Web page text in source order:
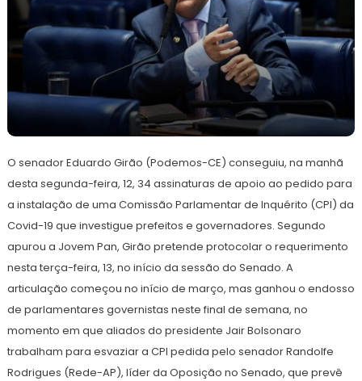
abril
de
O senador Eduardo Girão (Podemos-CE) conseguiu, na manhã
desta segunda-feira, 12, 34 assinaturas de apoio ao pedido para
a instalação de uma Comissão Parlamentar de Inquérito (CPI) da
Covid-19 que investigue prefeitos e governadores. Segundo
apurou a Jovem Pan, Girão pretende protocolar o requerimento
nesta terça-feira, 13, no início da sessão do Senado. A
articulação começou no início de março, mas ganhou o endosso
de parlamentares governistas neste final de semana, no
momento em que aliados do presidente Jair Bolsonaro
trabalham para esvaziar a CPI pedida pelo senador Randolfe
Rodrigues (Rede-AP), líder da Oposição no Senado, que prevê